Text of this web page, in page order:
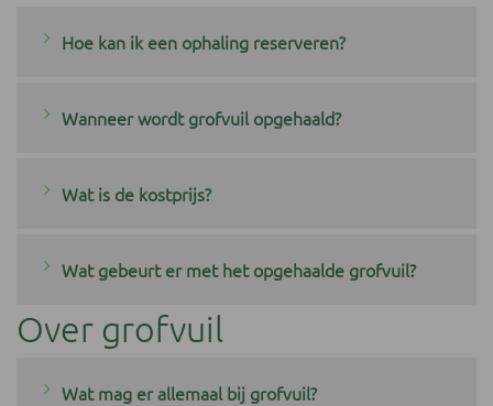
Hoe kan ik een ophaling reserveren?
Wanneer wordt grofvuil opgehaald?
Wat is de kostprijs?
Wat gebeurt er met het opgehaalde grofvuil?
Over grofvuil
Wat mag er allemaal bij grofvuil?